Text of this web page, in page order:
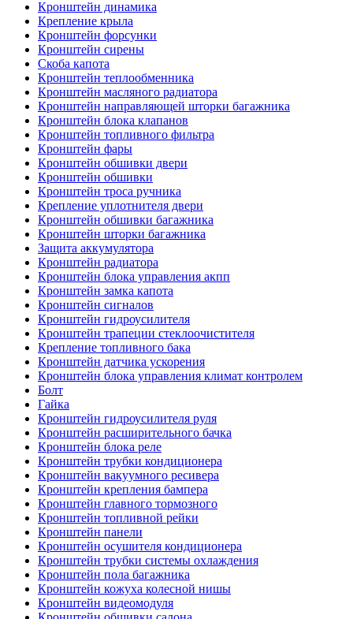
Кронштейн динамика
Крепление крыла
Кронштейн форсунки
Кронштейн сирены
Скоба капота
Кронштейн теплообменника
Кронштейн масляного радиатора
Кронштейн направляющей шторки багажника
Кронштейн блока клапанов
Кронштейн топливного фильтра
Кронштейн фары
Кронштейн обшивки двери
Кронштейн обшивки
Кронштейн троса ручника
Крепление уплотнителя двери
Кронштейн обшивки багажника
Кронштейн шторки багажника
Защита аккумулятора
Кронштейн радиатора
Кронштейн блока управления акпп
Кронштейн замка капота
Кронштейн сигналов
Кронштейн гидроусилителя
Кронштейн трапеции стеклоочистителя
Крепление топливного бака
Кронштейн датчика ускорения
Кронштейн блока управления климат контролем
Болт
Гайка
Кронштейн гидроусилителя руля
Кронштейн расширительного бачка
Кронштейн блока реле
Кронштейн трубки кондиционера
Кронштейн вакуумного ресивера
Кронштейн крепления бампера
Кронштейн главного тормозного
Кронштейн топливной рейки
Кронштейн панели
Кронштейн осушителя кондиционера
Кронштейн трубки системы охлаждения
Кронштейн пола багажника
Кронштейн кожуха колесной нишы
Кронштейн видеомодуля